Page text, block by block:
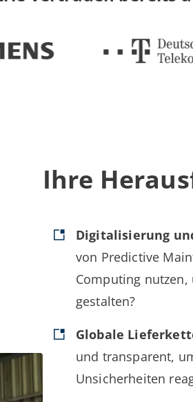
Ihre
Digitalisierung
von Predictive
Computing
gestalten?
Globale
und transparent,
Unsicherheiten